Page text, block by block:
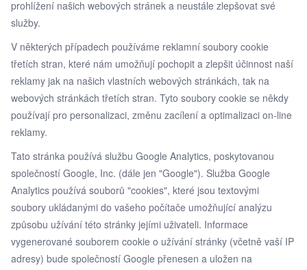
prohlížení našich webových stránek a neustále zlepšovat své
služby.
V některých případech používáme reklamní soubory cookie
třetích stran, které nám umožňují pochopit a zlepšit účinnost naší
reklamy jak na našich vlastních webových stránkách, tak na
webových stránkách třetích stran. Tyto soubory cookie se někdy
používají pro personalizaci, změnu zacílení a optimalizaci on-line
reklamy.
Tato stránka používá službu Google Analytics, poskytovanou
společností Google, Inc. (dále jen "Google"). Služba Google
Analytics používá souborů "cookies", které jsou textovými
soubory ukládanými do vašeho počítače umožňující analýzu
způsobu užívání této stránky jejími uživateli. Informace
vygenerované souborem cookie o užívání stránky (včetně vaší IP
adresy) bude společností Google přenesen a uložen na